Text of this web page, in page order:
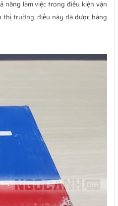
làm việc trong điều kiện vận
thị trường, điều này đã được hàng